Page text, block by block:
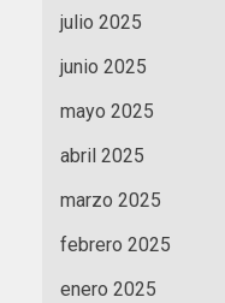
julio 2025
junio 2025
mayo 2025
abril 2025
marzo 2025
febrero 2025
enero 2025